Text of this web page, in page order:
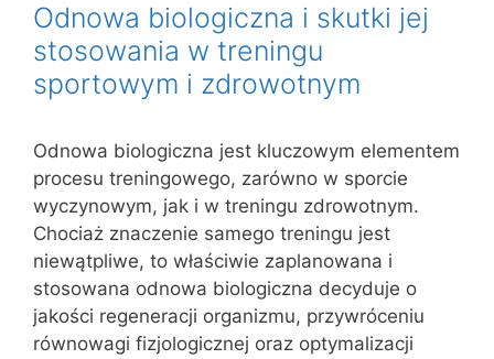
Odnowa biologiczna i skutki jej
stosowania w treningu
sportowym i zdrowotnym
Odnowa biologiczna jest kluczowym elementem
procesu treningowego, zarówno w sporcie
wyczynowym, jak i w treningu zdrowotnym.
Chociaż znaczenie samego treningu jest
niewątpliwe, to właściwie zaplanowana i
stosowana odnowa biologiczna decyduje o
jakości regeneracji organizmu, przywróceniu
równowagi fizjologicznej oraz optymalizacji